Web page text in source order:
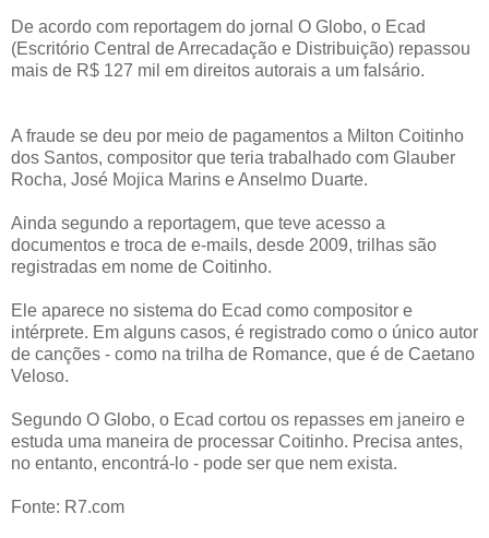
De acordo com reportagem do jornal O Globo, o Ecad
(Escritório Central de Arrecadação e Distribuição) repassou
mais de R$ 127 mil em direitos autorais a um falsário.
A fraude se deu por meio de pagamentos a Milton Coitinho
dos Santos, compositor que teria trabalhado com Glauber
Rocha, José Mojica Marins e Anselmo Duarte.
Ainda segundo a reportagem, que teve acesso a
documentos e troca de e-mails, desde 2009, trilhas são
registradas em nome de Coitinho.
Ele aparece no sistema do Ecad como compositor e
intérprete. Em alguns casos, é registrado como o único autor
de canções - como na trilha de Romance, que é de Caetano
Veloso.
Segundo O Globo, o Ecad cortou os repasses em janeiro e
estuda uma maneira de processar Coitinho. Precisa antes,
no entanto, encontrá-lo - pode ser que nem exista.
Fonte: R7.com